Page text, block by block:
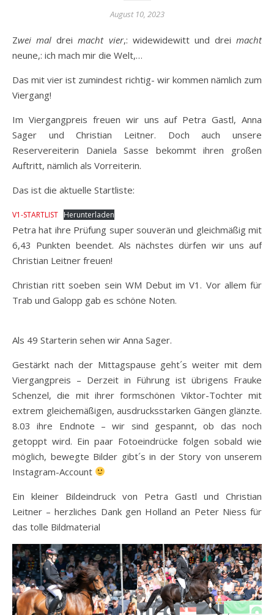
August 10, 2023
Zwei mal dreimacht vier,: widewidewitt und drei macht
neune,: ich mach mir die Welt,…
Das mit vier ist zumindest richtig- wir kommen nämlich zum
Viergang!
Im Viergangpreis freuen wir uns auf Petra Gastl, Anna
Sager und Christian Leitner. Doch auch unsere
Reservereiterin Daniela Sasse bekommt ihren großen
Auftritt, nämlich als Vorreiterin.
Das ist die aktuelle Startliste:
V1-STARTLIST Herunterladen
Petra hat ihre Prüfung super souverän und gleichmäßig mit
6,43 Punkten beendet. Als nächstes dürfen wir uns auf
Christian Leitner freuen!
Christian ritt soeben sein WM Debut im V1. Vor allem für
Trab und Galopp gab es schöne Noten.
Als 49 Starterin sehen wir Anna Sager.
Gestärkt nach der Mittagspause geht´s weiter mit dem
Viergangpreis – Derzeit in Führung ist übrigens Frauke
Schenzel, die mit ihrer formschönen Viktor-Tochter mit
extrem gleichemäßigen, ausdrucksstarken Gängen glänzte.
8.03 ihre Endnote – wir sind gespannt, ob das noch
getoppt wird. Ein paar Fotoeindrücke folgen sobald wie
möglich, bewegte Bilder gibt´s in der Story von unserem
Instagram-Account
Ein kleiner Bildeindruck von Petra Gastl und Christian
Leitner – herzliches Dank gen Holland an Peter Niess für
das tolle Bildmaterial